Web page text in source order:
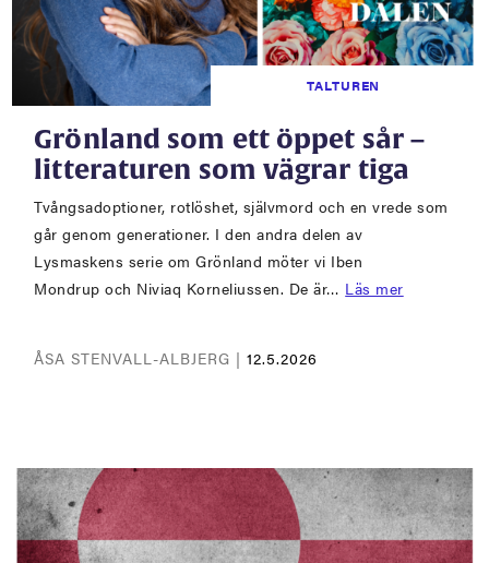
TALTUREN
Grönland som ett öppet sår –
litteraturen som vägrar tiga
Tvångsadoptioner, rotlöshet, självmord och en vrede som
går genom generationer. I den andra delen av
Lysmaskens serie om Grönland möter vi Iben
Mondrup och Niviaq Korneliussen. De är… Läs mer
ÅSA STENVALL-ALBJERG |12.5.2026